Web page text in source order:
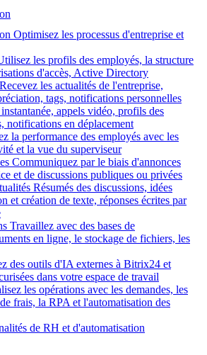
Optimisez les processus d'entreprise et
les profils des employés, la structure
d'accès, Active Directory
Recevez les actualités de l'entreprise,
tags, notifications personnelles
appels vidéo, profils des
notifications en déplacement
la performance des employés avec les
et la vue du superviseur
Communiquez par le biais d'annonces
et de discussions publiques ou privées
Résumés des discussions, idées
et création de texte, réponses écrites par
Travaillez avec des bases de
en ligne, le stockage de fichiers, les
des outils d'IA externes à Bitrix24 et
dans votre espace de travail
les opérations avec les demandes, les
frais, la RPA et l'automatisation des
de RH et d'automatisation